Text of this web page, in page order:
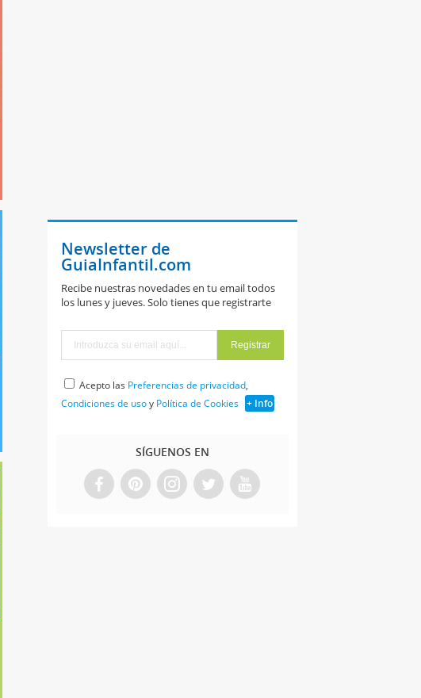
Newsletter de
GuiaInfantil.com
Recibe nuestras novedades en tu email todos
los lunes y jueves. Solo tienes que registrarte
Acepto las Preferencias de privacidad,
Condiciones de usoy Política de Cookies + Info
SÍGUENOS EN